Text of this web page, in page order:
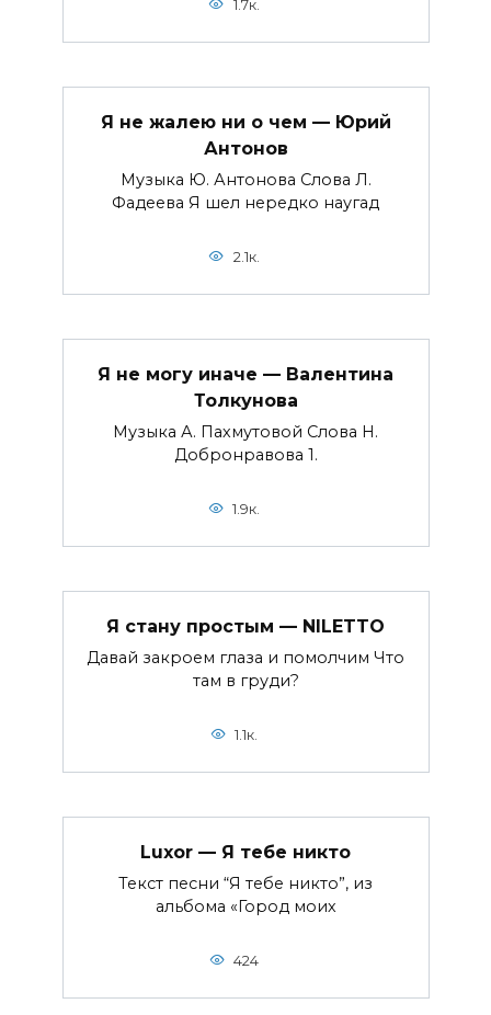
1.7к.
Я не жалею ни о чем — Юрий
Антонов
Музыка Ю. Антонова Слова Л.
Фадеева Я шел нередко наугад
2.1к.
Я не могу иначе — Валентина
Толкунова
Музыка А. Пахмутовой Слова Н.
Добронравова 1.
1.9к.
Я стану простым — NILETTO
Давай закроем глаза и помолчим Что
там в груди?
1.1к.
Luxor — Я тебе никто
Текст песни “Я тебе никто”, из
альбома «Город моих
424